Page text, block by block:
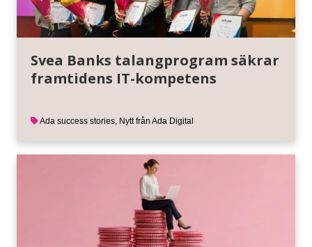
Svea Banks talangprogram säkrar
framtidens IT-kompetens
Ada success stories, Nytt från Ada Digital